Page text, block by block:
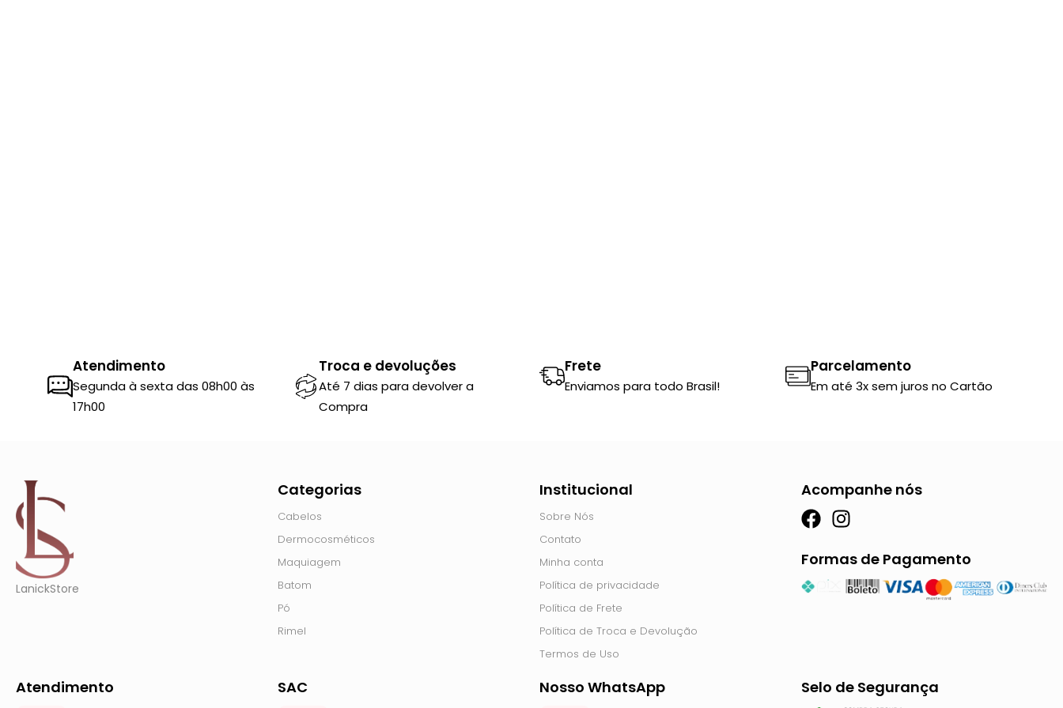
Atendimento
Segunda à sexta das 08h00 às
17h00
Troca e devoluções
Até 7 dias para devolver a
Compra
Frete
Enviamos para todo Brasil!
Parcelamento
Em até 3x sem juros no Cartão
LanickStore
Categorias
Cabelos
Dermocosméticos
Maquiagem
Batom
Pó
Rimel
Institucional
Sobre Nós
Contato
Minha conta
Política de privacidade
Política de Frete
Política de Troca e Devolução
Termos de Uso
Acompanhe nós
F
c
e
b
I
s
t
a
Formas de Pagamento
Atendimento SAC Nosso WhatsApp Selo de Segurança